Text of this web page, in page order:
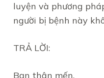
luyện và phương
người bị bệnh này
TRẢ LỜI:
Bạn thân mến,